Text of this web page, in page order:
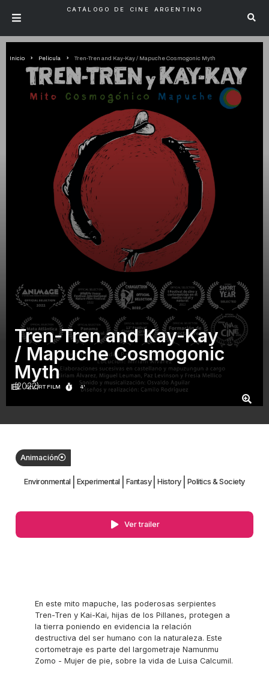
CATÁLOGO DE CINE ARGENTINO
Inicio Pelicula Tren-Tren and Kay-Kay / Mapuche Cosmogonic Myth
SHORT FILM 4'
Tren-Tren and Kay-Kay
/ Mapuche Cosmogonic
Myth
(2022)
Animación
Environmental Experimental Fantasy History Politics & Society
Ver trailer
En este mito mapuche, las poderosas serpientes
Tren-Tren y Kai-Kai, hijas de los Pillanes, protegen a
la tierra poniendo en evidencia la relación
destructiva del ser humano con la naturaleza. Este
cortometraje es parte del largometraje Namunmu
Zomo - Mujer de pie, sobre la vida de Luisa Calcumil.